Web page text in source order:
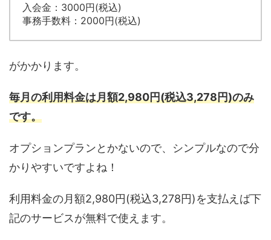
入会金：3000円(税込)
事務手数料：2000円(税込)
がかかります。
毎月の利用料金は月額2,980円(税込3,278円)のみ
です。
オプションプランとかないので、シンプルなので分
かりやすいですよね！
利用料金の月額2,980円(税込3,278円)を支払えば下
記のサービスが無料で使えます。